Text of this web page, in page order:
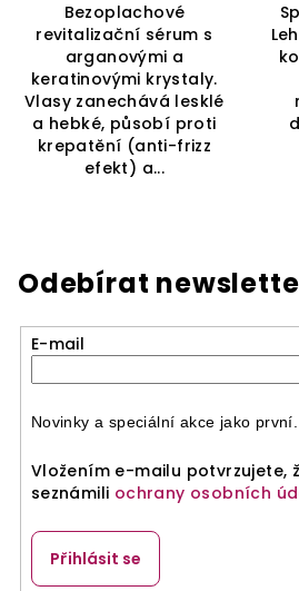
Bezoplachové
revitalizační sérum s
arganovými a
keratinovými krystaly.
Vlasy zanechává lesklé
a hebké, působí proti
krepatění (anti-frizz
efekt) a...
Odebírat
E-mail
Novinky a speciální akce jako
Vložením e-mailu potvrzujete,
seznámili ochrany osobních
Přihlásit se